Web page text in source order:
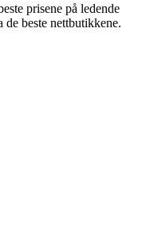
prisene på ledende
beste nettbutikkene.